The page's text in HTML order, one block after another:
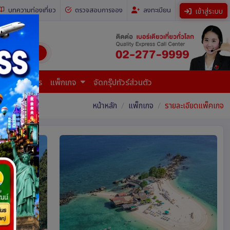
บทความท่องเที่ยว ตรวจสอบการจอง ลงทะเบียน เข้าสู่ระบบ
วทั่วโลก)
รยื่นเอกสาร แพ็กเกจ จัดกรุ๊ปทัวร์ส่วนตัว
หน้าหลัก แพ็กเกจ รายละเอียดแพ็คเกจ